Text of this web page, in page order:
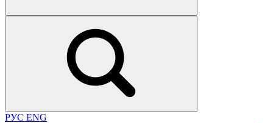
РУС ENG